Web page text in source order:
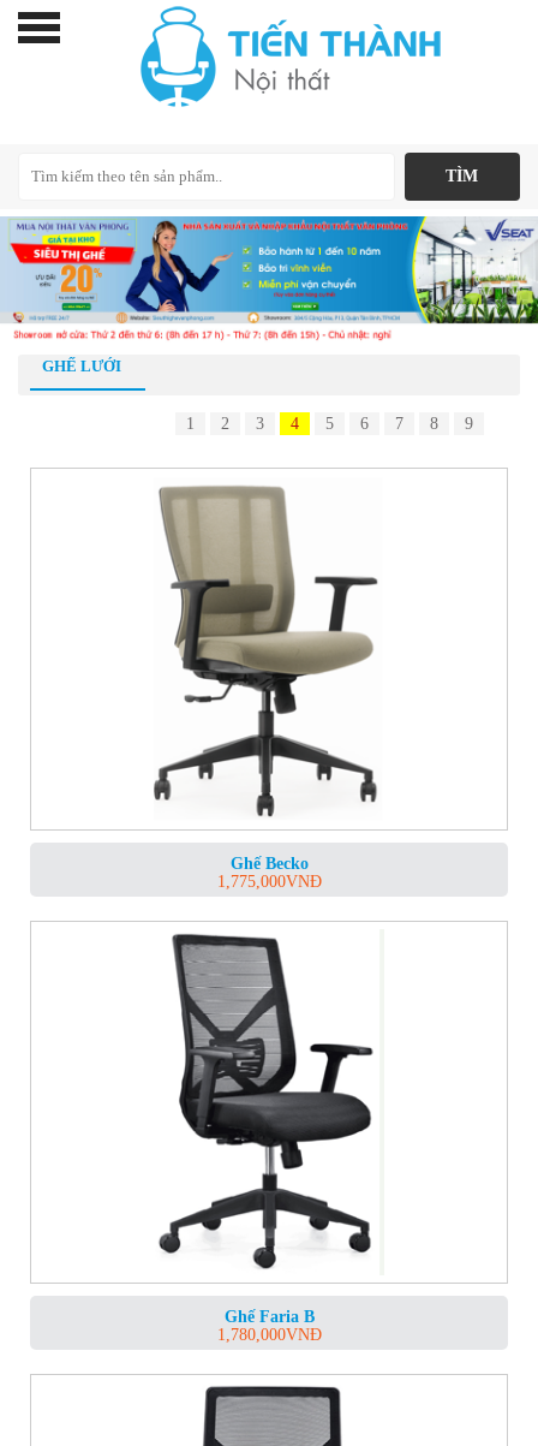
GHẾ LƯỚI
1 2 3 4 5 6 7 8 9
Ghế Becko
1,775,000VNĐ
Ghế Faria B
1,780,000VNĐ